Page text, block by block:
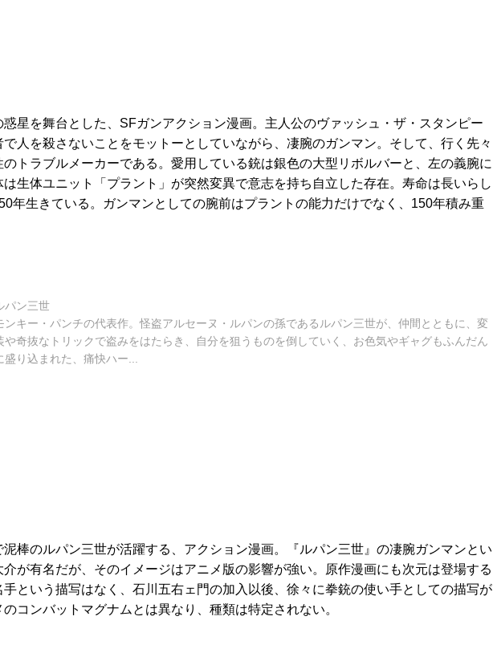
星を舞台とした、SFガンアクション漫画。主人公のヴァッシュ・ザ・スタンピー
で人を殺さないことをモットーとしていながら、凄腕のガンマン。そして、行く先々
トラブルメーカーである。愛用している銃は銀色の大型リボルバーと、左の義腕に
生体ユニット「プラント」が突然変異で意志を持ち自立した存在。寿命は長いらし
年生きている。ガンマンとしての腕前はプラントの能力だけでなく、150年積み重
パン三世
ンキー・パンチの代表作。怪盗アルセーヌ・ルパンの孫であるルパン三世が、仲間とともに、変
や奇抜なトリックで盗みをはたらき、自分を狙うものを倒していく、お色気やギャグもふんだん
盛り込まれた、痛快ハー...
棒のルパン三世が活躍する、アクション漫画。『ルパン三世』の凄腕ガンマンとい
が有名だが、そのイメージはアニメ版の影響が強い。原作漫画にも次元は登場する
手という描写はなく、石川五右ェ門の加入以後、徐々に拳銃の使い手としての描写が
コンバットマグナムとは異なり、種類は特定されない。